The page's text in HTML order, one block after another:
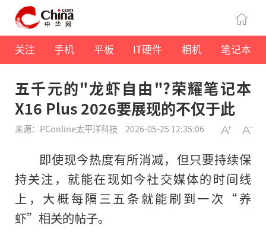
关注 手机 平板 IT硬件 相机 笔记本
五千元的"龙虾自由"?荣耀笔记本
X16 Plus 2026要展现的不仅于此
来源：PConline太平洋科技 2026-05-25 12:35:06
即使现今热度有所消减，但只要持续保
持关注，就能在现如今社交媒体的时间线
上，大概每隔三五条就能刷到一次“养
虾”相关的帖子。